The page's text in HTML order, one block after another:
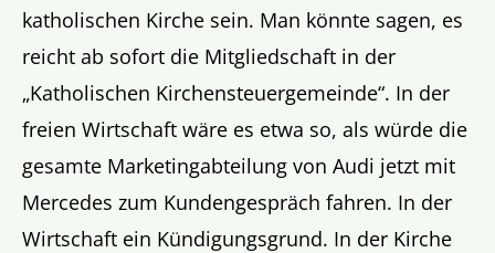
katholischen Kirche sein. Man könnte sagen, es
reicht ab sofort die Mitgliedschaft in der
„Katholischen Kirchensteuergemeinde“. In der
freien Wirtschaft wäre es etwa so, als würde die
gesamte Marketingabteilung von Audi jetzt mit
Mercedes zum Kundengespräch fahren. In der
Wirtschaft ein Kündigungsgrund. In der Kirche